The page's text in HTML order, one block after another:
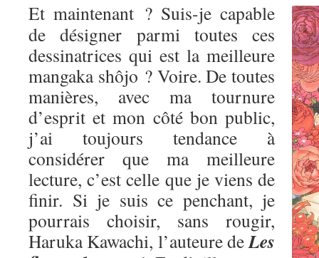
Et maintenant ? Suis-je capable
de désigner parmi toutes ces
dessinatrices qui est la meilleure
mangaka shôjo ? Voire. De toutes
manières, avec ma tournure
d’esprit et mon côté bon public,
j’ai toujours tendance à
considérer que ma meilleure
lecture, c’est celle que je viens de
finir. Si je suis ce penchant, je
pourrais choisir, sans rougir,
Haruka Kawachi, l’auteure deLes